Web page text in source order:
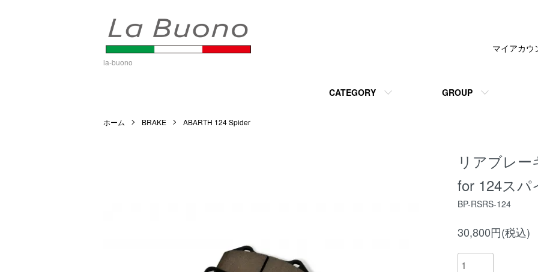
la-buono
CATEGORY GROUP
マイアカウ
ホーム BRAKE ABARTH 124 Spider
リアブレ
for 124スパ
BP-RSRS-124
30,800円(税込)